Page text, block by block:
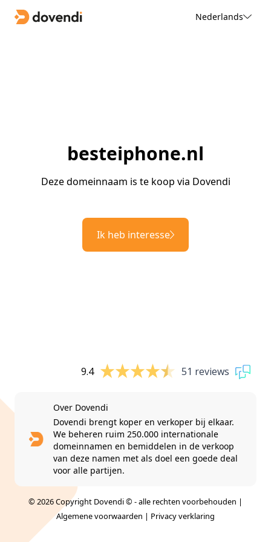
Nederlands
besteiphone.nl
Deze domeinnaam is te koop via Dovendi
Ik heb interesse
9.4 51 reviews
Over Dovendi
Dovendi brengt koper en verkoper bij elkaar.
We beheren ruim 250.000 internationale
domeinnamen en bemiddelen in de verkoop
van deze namen met als doel een goede deal
voor alle partijen.
© 2026 Copyright Dovendi © - alle rechten voorbehouden |
Algemene voorwaarden | Privacy verklaring